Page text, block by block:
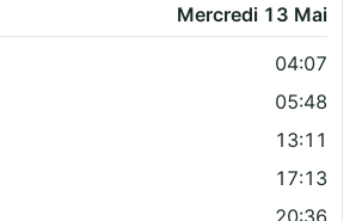
Mercredi 13 Mai
04:07
05:48
13:11
17:13
20:36